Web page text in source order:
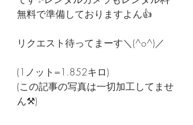
無料で準備しておりますよん👍
リクエスト待ってまーす＼(^o^)／
(1ノット=1.852キロ)
(この記事の写真は一切加工してませ
ん⚒)